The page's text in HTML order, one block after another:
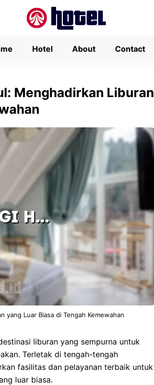
Hotel About Contact
Menghadirkan Liburan
yang Luar Biasa di Tengah Kemewahan
liburan yang sempurna untuk
Terletak di tengah-tengah
fasilitas dan pelayanan terbaik untuk
luar biasa.